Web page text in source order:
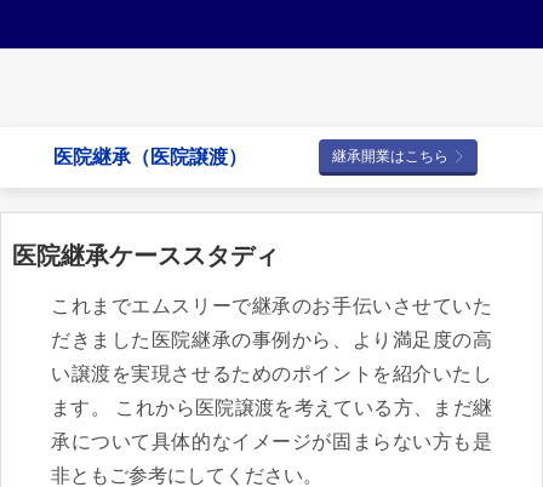
医院継承（医院譲渡） 継承開業はこちら
医院継承ケーススタディ
これまでエムスリーで継承のお手伝いさせていた
だきました医院継承の事例から、より満足度の高
い譲渡を実現させるためのポイントを紹介いたし
ます。 これから医院譲渡を考えている方、まだ継
承について具体的なイメージが固まらない方も是
非ともご参考にしてください。